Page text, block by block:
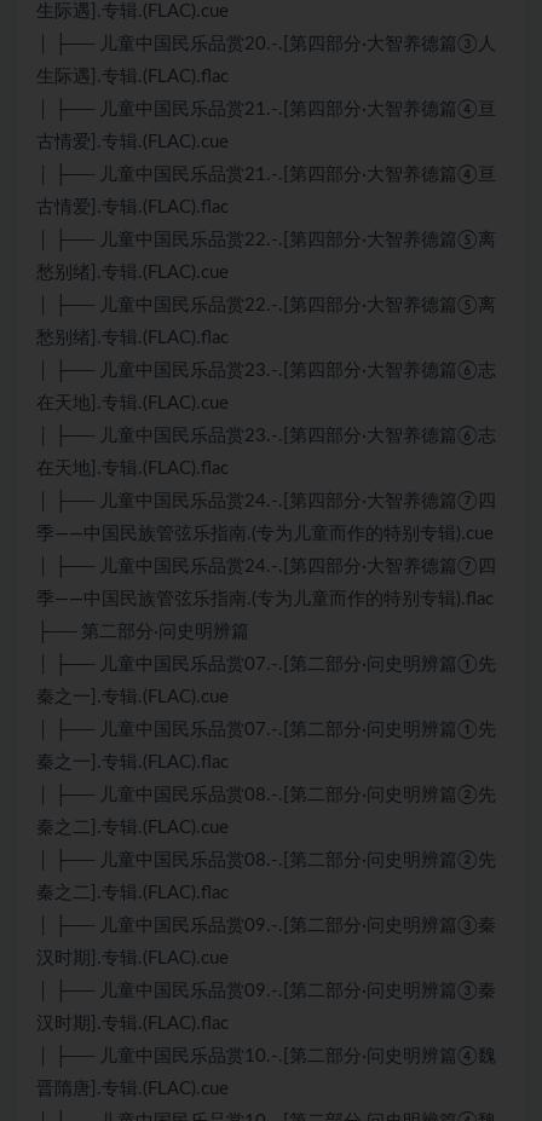
生际遇].专辑.(FLAC).cue
│ ├── 儿童中国民乐品赏20.-.[第四部分·大智养德篇③人
生际遇].专辑.(FLAC).flac
│ ├── 儿童中国民乐品赏21.-.[第四部分·大智养德篇④亘
古情爱].专辑.(FLAC).cue
│ ├── 儿童中国民乐品赏21.-.[第四部分·大智养德篇④亘
古情爱].专辑.(FLAC).flac
│ ├── 儿童中国民乐品赏22.-.[第四部分·大智养德篇⑤离
愁别绪].专辑.(FLAC).cue
│ ├── 儿童中国民乐品赏22.-.[第四部分·大智养德篇⑤离
愁别绪].专辑.(FLAC).flac
│ ├── 儿童中国民乐品赏23.-.[第四部分·大智养德篇⑥志
在天地].专辑.(FLAC).cue
│ ├── 儿童中国民乐品赏23.-.[第四部分·大智养德篇⑥志
在天地].专辑.(FLAC).flac
│ ├── 儿童中国民乐品赏24.-.[第四部分·大智养德篇⑦四
季——中国民族管弦乐指南.(专为儿童而作的特别专辑).cue
│ ├── 儿童中国民乐品赏24.-.[第四部分·大智养德篇⑦四
季——中国民族管弦乐指南.(专为儿童而作的特别专辑).flac
├── 第二部分·问史明辨篇
│ ├── 儿童中国民乐品赏07.-.[第二部分·问史明辨篇①先
秦之一].专辑.(FLAC).cue
│ ├── 儿童中国民乐品赏07.-.[第二部分·问史明辨篇①先
秦之一].专辑.(FLAC).flac
│ ├── 儿童中国民乐品赏08.-.[第二部分·问史明辨篇②先
秦之二].专辑.(FLAC).cue
│ ├── 儿童中国民乐品赏08.-.[第二部分·问史明辨篇②先
秦之二].专辑.(FLAC).flac
│ ├── 儿童中国民乐品赏09.-.[第二部分·问史明辨篇③秦
汉时期].专辑.(FLAC).cue
│ ├── 儿童中国民乐品赏09.-.[第二部分·问史明辨篇③秦
汉时期].专辑.(FLAC).flac
│ ├── 儿童中国民乐品赏10.-.[第二部分·问史明辨篇④魏
晋隋唐].专辑.(FLAC).cue